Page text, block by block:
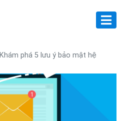
Khám phá 5 lưu ý bảo mật hệ